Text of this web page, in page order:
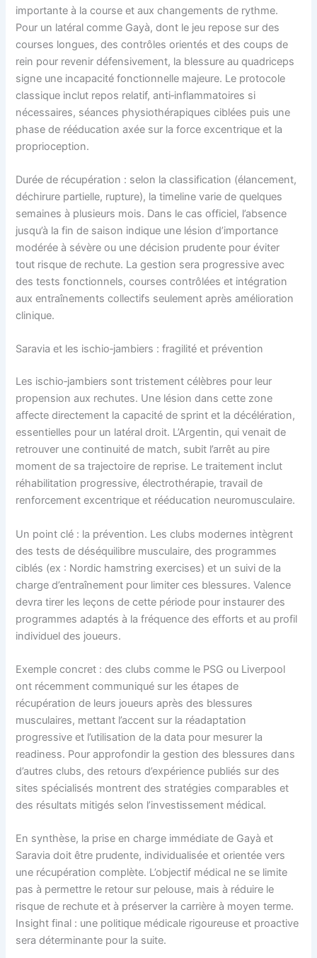
importante à la course et aux changements de rythme.
Pour un latéral comme Gayà, dont le jeu repose sur des
courses longues, des contrôles orientés et des coups de
rein pour revenir défensivement, la blessure au quadriceps
signe une incapacité fonctionnelle majeure. Le protocole
classique inclut repos relatif, anti‑inflammatoires si
nécessaires, séances physiothérapiques ciblées puis une
phase de rééducation axée sur la force excentrique et la
proprioception.
Durée de récupération : selon la classification (élancement,
déchirure partielle, rupture), la timeline varie de quelques
semaines à plusieurs mois. Dans le cas officiel, l’absence
jusqu’à la fin de saison indique une lésion d’importance
modérée à sévère ou une décision prudente pour éviter
tout risque de rechute. La gestion sera progressive avec
des tests fonctionnels, courses contrôlées et intégration
aux entraînements collectifs seulement après amélioration
clinique.
Saravia et les ischio‑jambiers : fragilité et prévention
Les ischio‑jambiers sont tristement célèbres pour leur
propension aux rechutes. Une lésion dans cette zone
affecte directement la capacité de sprint et la décélération,
essentielles pour un latéral droit. L’Argentin, qui venait de
retrouver une continuité de match, subit l’arrêt au pire
moment de sa trajectoire de reprise. Le traitement inclut
réhabilitation progressive, électrothérapie, travail de
renforcement excentrique et rééducation neuromusculaire.
Un point clé : la prévention. Les clubs modernes intègrent
des tests de déséquilibre musculaire, des programmes
ciblés (ex : Nordic hamstring exercises) et un suivi de la
charge d’entraînement pour limiter ces blessures. Valence
devra tirer les leçons de cette période pour instaurer des
programmes adaptés à la fréquence des efforts et au profil
individuel des joueurs.
Exemple concret : des clubs comme le PSG ou Liverpool
ont récemment communiqué sur les étapes de
récupération de leurs joueurs après des blessures
musculaires, mettant l’accent sur la réadaptation
progressive et l’utilisation de la data pour mesurer la
readiness. Pour approfondir la gestion des blessures dans
d’autres clubs, des retours d’expérience publiés sur des
sites spécialisés montrent des stratégies comparables et
des résultats mitigés selon l’investissement médical.
En synthèse, la prise en charge immédiate de Gayà et
Saravia doit être prudente, individualisée et orientée vers
une récupération complète. L’objectif médical ne se limite
pas à permettre le retour sur pelouse, mais à réduire le
risque de rechute et à préserver la carrière à moyen terme.
Insight final : une politique médicale rigoureuse et proactive
sera déterminante pour la suite.